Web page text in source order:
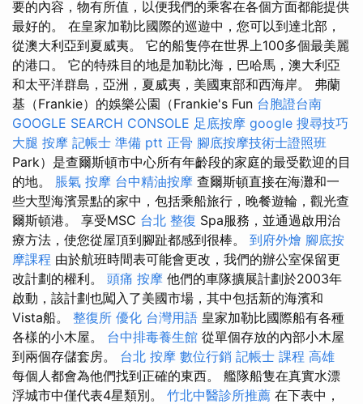
要的內容，物有所值，以便我們的乘客在各個方面都能提供
最好的。 在皇家加勒比國際的巡遊中，您可以到達北部，
從澳大利亞到夏威夷。 它的船隻停在世界上100多個最美麗
的港口。 它的特殊目的地是加勒比海，巴哈馬，澳大利亞
和太平洋群島，亞洲，夏威夷，美國東部和西海岸。 弗蘭
基（Frankie）的娛樂公園（Frankie's Fun 台胞證台南
GOOGLE SEARCH CONSOLE 足底按摩 google 搜尋技巧
大腿 按摩 記帳士 準備 ptt 正骨 腳底按摩技術士證照班
Park）是查爾斯頓市中心所有年齡段的家庭的最受歡迎的目
的地。 脹氣 按摩 台中精油按摩 查爾斯頓直接在海灘和一
些大型海濱景點的家中，包括乘船旅行，晚餐遊輪，觀光查
爾斯頓港。 享受MSC 台北 整復 Spa服務，並通過啟用治
療方法，使您從屋頂到腳趾都感到很棒。 到府外燴 腳底按
摩課程 由於航班時間表可能會更改，我們的辦公室保留更
改計劃的權利。 頭痛 按摩 他們的車隊擴展計劃於2003年
啟動，該計劃也闖入了美國市場，其中包括新的海濱和
Vista船。 整復所 優化 台灣用語 皇家加勒比國際船有各種
各樣的小木屋。 台中排毒養生館 從單個存放的內部小木屋
到兩個存儲套房。 台北 按摩 數位行銷 記帳士 課程 高雄
每個人都會為他們找到正確的東西。 艦隊船隻在真實水漂
浮城市中僅代表4星類別。 竹北中醫診所推薦 在下表中，